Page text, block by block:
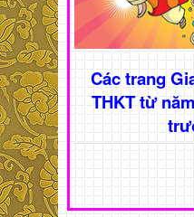
Các trang
THKT từ